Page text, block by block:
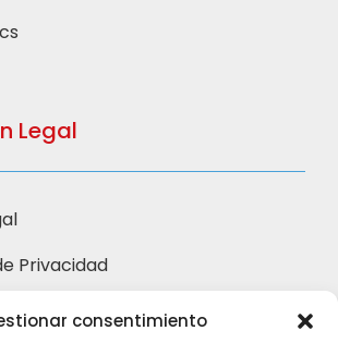
consentimiento
Legal
Privacidad
Cookies